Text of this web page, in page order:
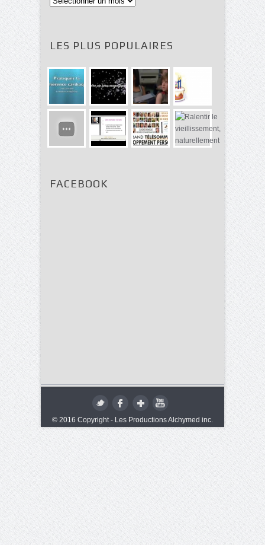
LES PLUS POPULAIRES
FACEBOOK
© 2016 Copyright - Les Productions Alchymed inc.